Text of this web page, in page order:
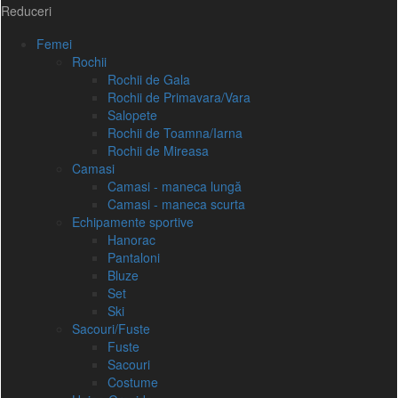
Reduceri
Femei
Rochii
Rochii de Gala
Rochii de Primavara/Vara
Salopete
Rochii de Toamna/Iarna
Rochii de Mireasa
Camasi
Camasi - maneca lungă
Camasi - maneca scurta
Echipamente sportive
Hanorac
Pantaloni
Bluze
Set
Ski
Sacouri/Fuste
Fuste
Sacouri
Costume